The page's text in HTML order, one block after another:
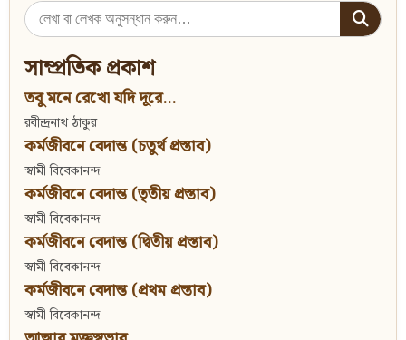
Search
for:
সাম্প্রতিক প্রকাশ
তবু মনে রেখো যদি দূরে...
রবীন্দ্রনাথ ঠাকুর
কর্মজীবনে বেদান্ত (চতুর্থ প্রস্তাব)
স্বামী বিবেকানন্দ
কর্মজীবনে বেদান্ত (তৃতীয় প্রস্তাব)
স্বামী বিবেকানন্দ
কর্মজীবনে বেদান্ত (দ্বিতীয় প্রস্তাব)
স্বামী বিবেকানন্দ
কর্মজীবনে বেদান্ত (প্রথম প্রস্তাব)
স্বামী বিবেকানন্দ